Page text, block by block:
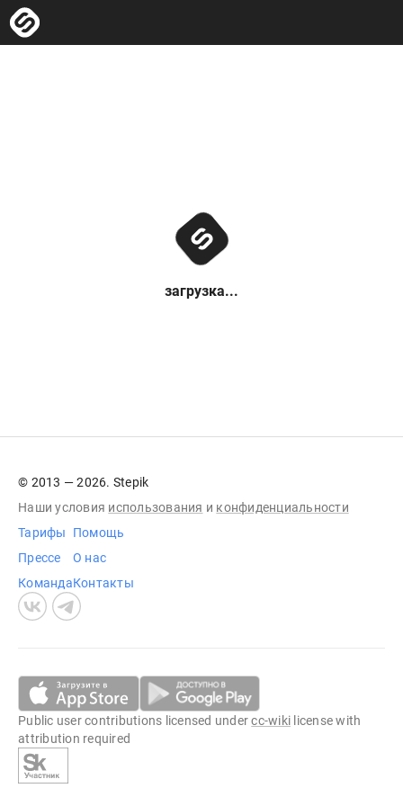
загрузка...
© 2013 — 2026. Stepik
Наши условия использования и конфиденциальности
Тарифы
Прессе
Команда
Помощь
О нас
Контакты
Public user contributions licensed undercc-wiki license with
attribution required